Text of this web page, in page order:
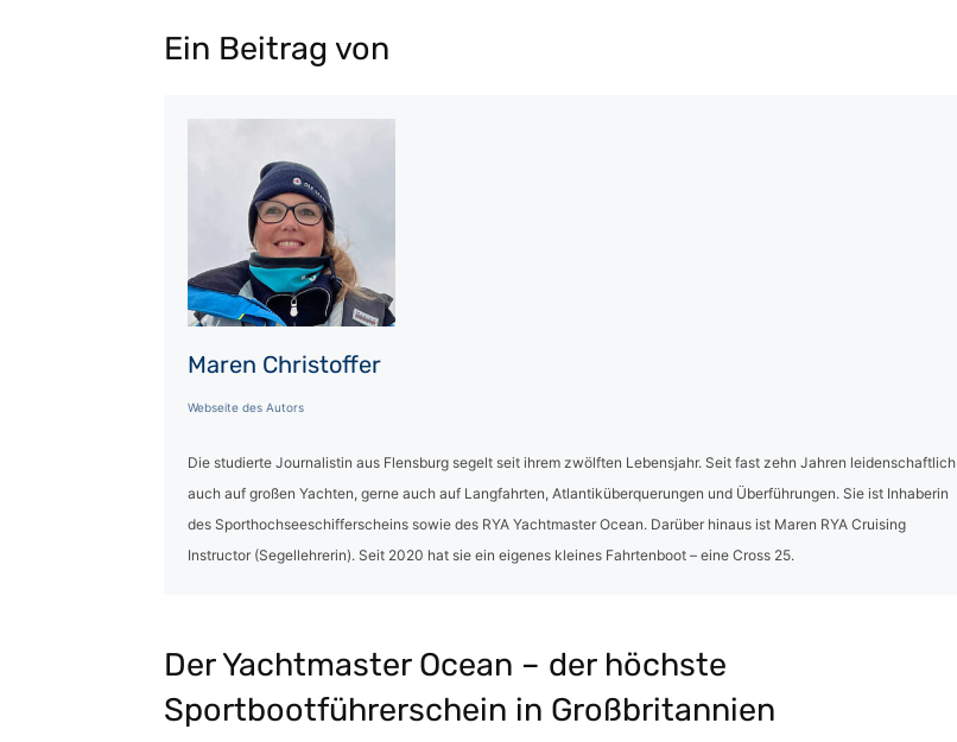
Ein Beitrag von
Maren Christoffer
Webseite des Autors
Die studierte Journalistin aus Flensburg segelt seit ihrem zwölften Lebensjahr. Seit fast zehn Jahren leidenschaftlich
auch auf großen Yachten, gerne auch auf Langfahrten, Atlantiküberquerungen und Überführungen. Sie ist Inhaberin
des Sporthochseeschifferscheins sowie des RYA Yachtmaster Ocean. Darüber hinaus ist Maren RYA Cruising
Instructor (Segellehrerin). Seit 2020 hat sie ein eigenes kleines Fahrtenboot – eine Cross 25.
Der Yachtmaster Ocean – der höchste
Sportbootführerschein in Großbritannien